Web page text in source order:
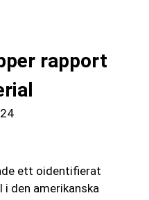
rapport
ett oidentifierat
i den amerikanska